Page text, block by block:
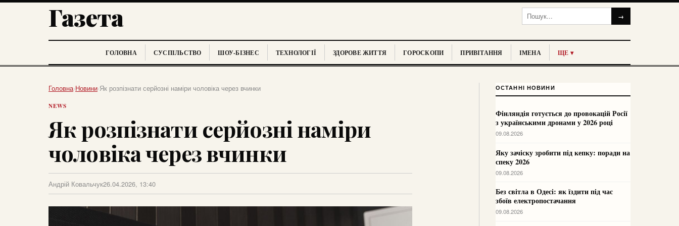
Газета →
ГОЛОВНА СУСПІЛЬСТВО ШОУ-БІЗНЕС ТЕХНОЛОГІЇ ЗДОРОВЕ ЖИТТЯ ГОРОСКОПИ ПРИВІТАННЯ ІМЕНА ЩЕ ▾
Головна›Новини›Як розпізнати серйозні наміри чоловіка через вчинки
NEWS
Як розпізнати серйозні наміри
чоловіка через вчинки
Андрій Ковальчук26.04.2026, 13:40
ОСТАННІ НОВИНИ
Фінляндія готується до провокацій Росії
з українськими дронами у 2026 році
09.08.2026
Яку зачіску зробити під кепку: поради на
спеку 2026
09.08.2026
Без світла в Одесі: як їздити під час
збоїв електропостачання
09.08.2026